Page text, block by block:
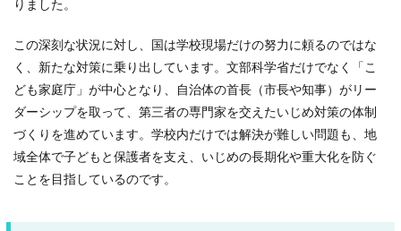
りました。
この深刻な状況に対し、国は学校現場だけの努力に頼るのではな
く、新たな対策に乗り出しています。文部科学省だけでなく「こ
ども家庭庁」が中心となり、自治体の首長（市長や知事）がリー
ダーシップを取って、第三者の専門家を交えたいじめ対策の体制
づくりを進めています。学校内だけでは解決が難しい問題も、地
域全体で子どもと保護者を支え、いじめの長期化や重大化を防ぐ
ことを目指しているのです。